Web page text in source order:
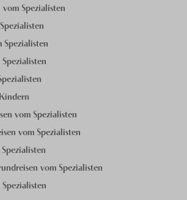
Spezialisten
Spezialisten
vom Spezialisten
vom Spezialisten
vom Spezialisten